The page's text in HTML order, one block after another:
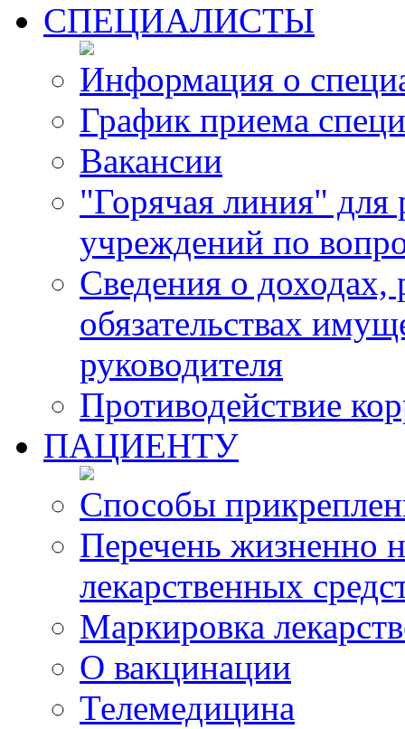
СПЕЦИАЛИСТЫ
Информация о
График приема
Вакансии
"Горячая линия"
учреждений по
Сведения о доходах,
обязательствах
руководителя
Противодействие
ПАЦИЕНТУ
Способы
Перечень жизненно
лекарственных
Маркировка
О вакцинации
Телемедицина